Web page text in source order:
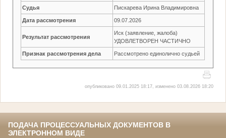
Судья Пискарева Ирина Владимировна
Дата рассмотрения 09.07.2026
Результат рассмотрения
Иск (заявление, жалоба)
УДОВЛЕТВОРЕН ЧАСТИЧНО
Признак рассмотрения дела Рассмотрено единолично судьей
опубликовано 09.01.2025 18:17, изменено 03.08.2026 18:20
ПОДАЧА ПРОЦЕССУАЛЬНЫХ ДОКУМЕНТОВ В
ЭЛЕКТРОННОМ ВИДЕ